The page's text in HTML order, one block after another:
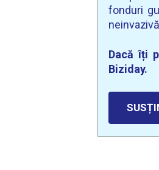
fonduri
Dacă îți
Biziday.